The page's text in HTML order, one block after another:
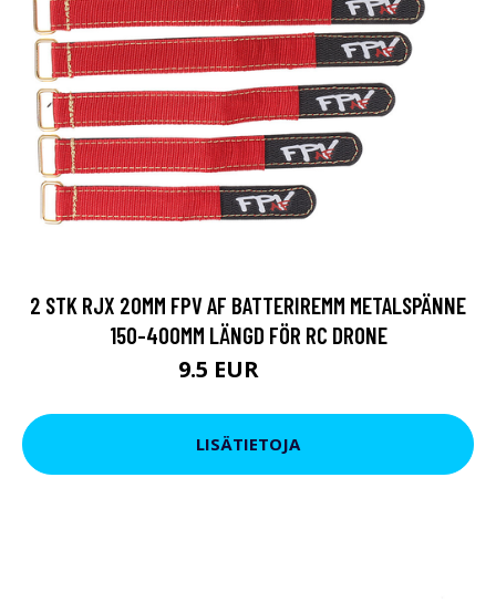
2 STK RJX 20MM FPV AF BATTERIREMM METALSPÄNNE
150-400MM LÄNGD FÖR RC DRONE
9.5 EUR
LISÄTIETOJA